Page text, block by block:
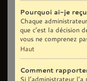
Pourquoi ai-je
Chaque
que c’est la décision
vous ne comprenez
Haut
Comment
Si l’administrateur